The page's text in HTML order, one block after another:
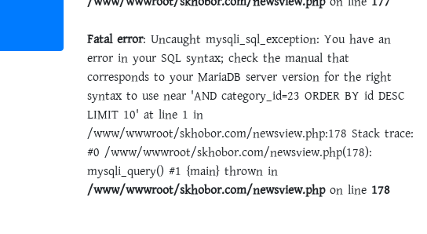
Fatal error: Uncaught mysqli_sql_exception: You have an
error in your SQL syntax; check the manual that
corresponds to your MariaDB server version for the right
syntax to use near 'AND category_id=23 ORDER BY id DESC
LIMIT 10' at line 1 in
/www/wwwroot/skhobor.com/newsview.php:178 Stack trace:
#0 /www/wwwroot/skhobor.com/newsview.php(178):
mysqli_query() #1 {main} thrown in
/www/wwwroot/skhobor.com/newsview.phpon line 178